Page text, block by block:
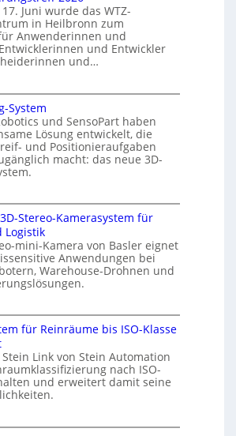
Juni wurde das WTZ-
in Heilbronn zum
Anwenderinnen und
und Entwickler
und…
System
und SensoPart haben
Lösung entwickelt, die
und Positionieraufgaben
macht: das neue 3D-
Stereo-Kamerasystem für
Logistik
mini-Kamera von Basler eignet
Anwendungen bei
Warehouse-Drohnen und
für Reinräume bis ISO-Klasse
Link von Stein Automation
nach ISO-
und erweitert damit seine